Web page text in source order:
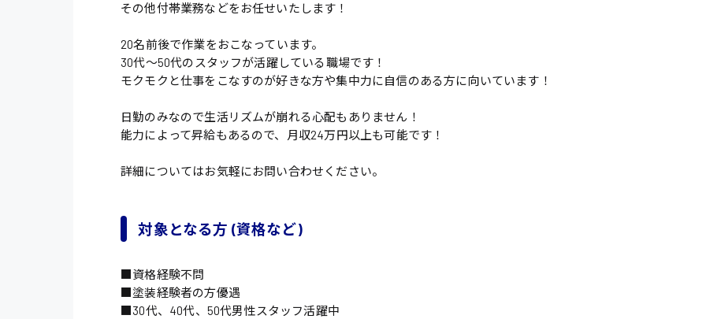
その他付帯業務などをお任せいたします！
20名前後で作業をおこなっています。
30代〜50代のスタッフが活躍している職場です！
モクモクと仕事をこなすのが好きな方や集中力に自信のある方に向いています！
日勤のみなので生活リズムが崩れる心配もありません！
能力によって昇給もあるので、月収24万円以上も可能です！
詳細についてはお気軽にお問い合わせください。
対象となる方 (資格など)
■資格経験不問
■塗装経験者の方優遇
■30代、40代、50代男性スタッフ活躍中